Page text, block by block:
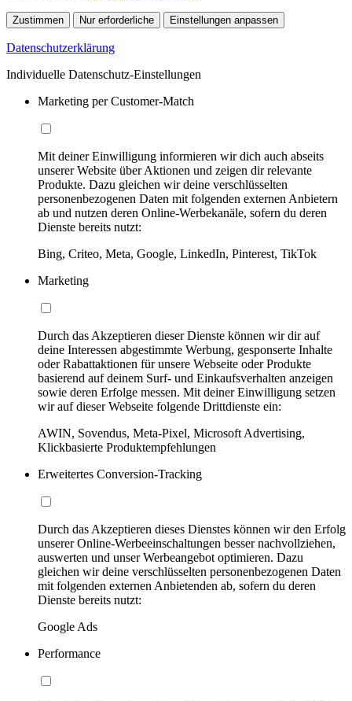
Zustimmen Nur erforderliche Einstellungen anpassen
Datenschutzerklärung
Individuelle Datenschutz-Einstellungen
Marketing per Customer-Match
Mit deiner Einwilligung informieren wir dich auch abseits
unserer Website über Aktionen und zeigen dir relevante
Produkte. Dazu gleichen wir deine verschlüsselten
personenbezogenen Daten mit folgenden externen Anbietern
ab und nutzen deren Online-Werbekanäle, sofern du deren
Dienste bereits nutzt:
Bing, Criteo, Meta, Google, LinkedIn, Pinterest, TikTok
Marketing
Durch das Akzeptieren dieser Dienste können wir dir auf
deine Interessen abgestimmte Werbung, gesponserte Inhalte
oder Rabattaktionen für unsere Webseite oder Produkte
basierend auf deinem Surf- und Einkaufsverhalten anzeigen
sowie deren Erfolge messen. Mit deiner Einwilligung setzen
wir auf dieser Webseite folgende Drittdienste ein:
AWIN, Sovendus, Meta-Pixel, Microsoft Advertising,
Klickbasierte Produktempfehlungen
Erweitertes Conversion-Tracking
Durch das Akzeptieren dieses Dienstes können wir den Erfolg
unserer Online-Werbeeinschaltungen besser nachvollziehen,
auswerten und unser Werbeangebot optimieren. Dazu
gleichen wir deine verschlüsselten personenbezogenen Daten
mit folgenden externen Anbietenden ab, sofern du deren
Dienste bereits nutzt:
Google Ads
Performance